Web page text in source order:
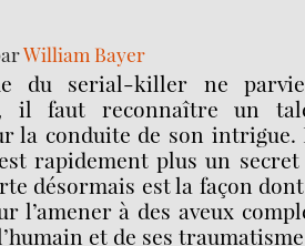
William Bayer
du serial-killer ne
il faut reconnaître un
la conduite de son intrigue.
rapidement plus un
désormais est la façon dont
l’amener à des aveux
et de ses